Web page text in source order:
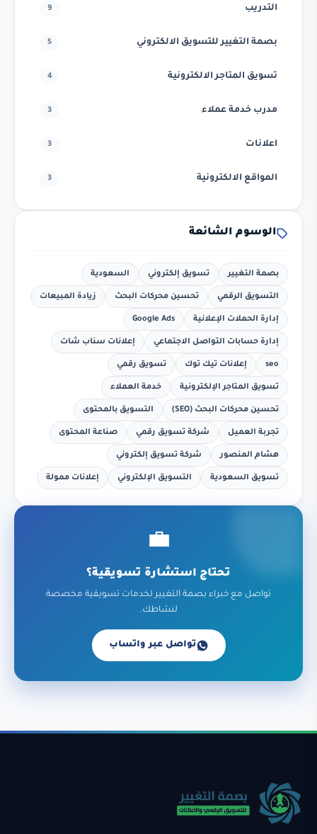
التدريب 9
بصمة التغيير للتسويق الالكتروني 5
تسويق المتاجر الالكترونية 4
مدرب خدمة عملاء 3
اعلانات 3
المواقع الالكترونية 3
الوسوم الشائعة
بصمة التغيير تسويق إلكتروني السعودية
التسويق الرقمي تحسين محركات البحث زيادة المبيعات
إدارة الحملات الإعلانية Google Ads
إدارة حسابات التواصل الاجتماعي إعلانات سناب شات
seo إعلانات تيك توك تسويق رقمي
تسويق المتاجر الإلكترونية خدمة العملاء
تحسين محركات البحث (SEO) التسويق بالمحتوى
تجربة العميل شركة تسويق رقمي صناعة المحتوى
هشام المنصور شركة تسويق إلكتروني
تسويق السعودية التسويق الإلكتروني إعلانات ممولة
💼
تحتاج استشارة تسويقية؟
تواصل مع خبراء بصمة التغيير لخدمات تسويقية مخصصة
لنشاطك.
تواصل عبر واتساب